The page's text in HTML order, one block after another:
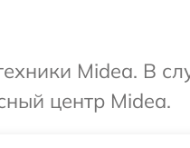
Midea. В
центр Midea.